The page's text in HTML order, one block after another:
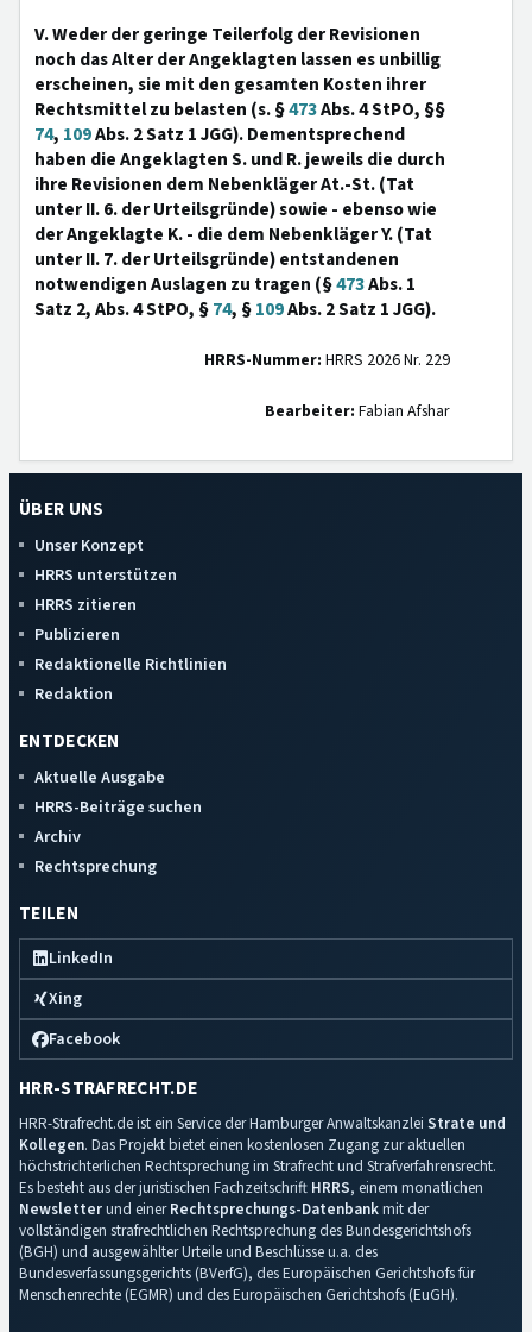
V. Weder der geringe Teilerfolg der Revisionen
noch das Alter der Angeklagten lassen es unbillig
erscheinen, sie mit den gesamten Kosten ihrer
Rechtsmittel zu belasten (s. §473Abs. 4 StPO, §§
74, 109Abs. 2 Satz 1 JGG). Dementsprechend
haben die Angeklagten S. und R. jeweils die durch
ihre Revisionen dem Nebenkläger At.-St. (Tat
unter II. 6. der Urteilsgründe) sowie - ebenso wie
der Angeklagte K. - die dem Nebenkläger Y. (Tat
unter II. 7. der Urteilsgründe) entstandenen
notwendigen Auslagen zu tragen (§473Abs. 1
Satz 2, Abs. 4 StPO, §74, §109Abs. 2 Satz 1 JGG).
HRRS-Nummer: HRRS 2026 Nr. 229
Bearbeiter: Fabian Afshar
ÜBER UNS
Unser Konzept
HRRS unterstützen
HRRS zitieren
Publizieren
Redaktionelle Richtlinien
Redaktion
ENTDECKEN
Aktuelle Ausgabe
HRRS-Beiträge suchen
Archiv
Rechtsprechung
TEILEN
LinkedIn
Xing
Facebook
HRR-STRAFRECHT.DE
HRR-Strafrecht.de ist ein Service der Hamburger Anwaltskanzlei Strate und
Kollegen. Das Projekt bietet einen kostenlosen Zugang zur aktuellen
höchstrichterlichen Rechtsprechung im Strafrecht und Strafverfahrensrecht.
Es besteht aus der juristischen Fachzeitschrift HRRS, einem monatlichen
Newsletterund einerRechtsprechungs-Datenbankmit der
vollständigen strafrechtlichen Rechtsprechung des Bundesgerichtshofs
(BGH) und ausgewählter Urteile und Beschlüsse u.a. des
Bundesverfassungsgerichts (BVerfG), des Europäischen Gerichtshofs für
Menschenrechte (EGMR) und des Europäischen Gerichtshofs (EuGH).